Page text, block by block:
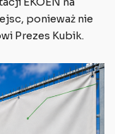
ponieważ nie
Prezes Kubik.